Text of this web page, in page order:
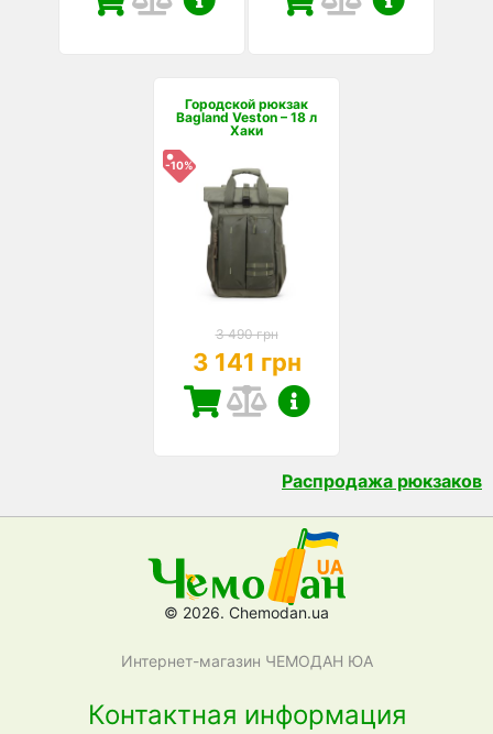
Городской рюкзак
Bagland Veston – 18 л
Хаки
-10%
3 490 грн
3 141 грн
Распродажа рюкзаков
© 2026. Chemodan.ua
Интернет-магазин ЧЕМОДАН ЮА
Контактная информация